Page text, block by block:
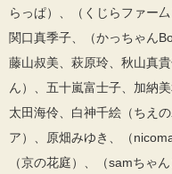
らっぱ）、（くじらファー
関口真季子、（かっちゃん
藤山叔美、萩原玲、秋山真
ん）、五十嵐富士子、加納
太田海伶、白神千絵（ちえ
ア）、原畑みゆき、（
（京の花庭）、（samちゃ